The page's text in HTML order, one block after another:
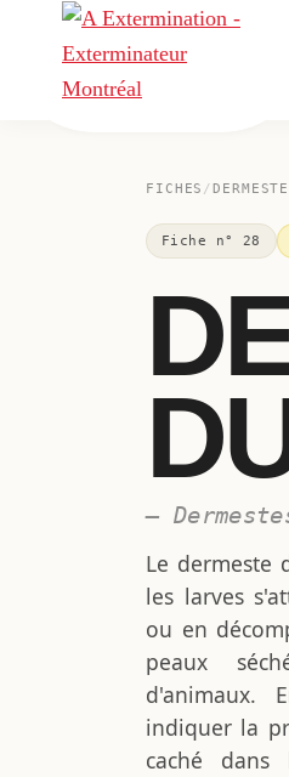
primary
FICHES /
Fiche n° 28
—
Le dermeste
les larves
ou en
peaux
d'animaux.
indiquer la
caché